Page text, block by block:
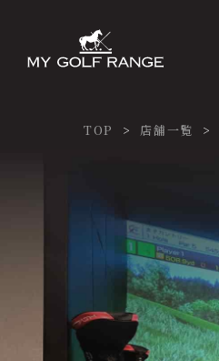
TOP 店舗一覧